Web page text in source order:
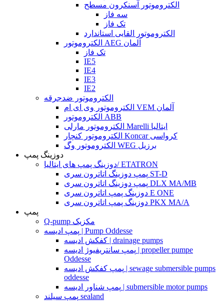
الکتروموتور آسنکرون مسطح
سه فاز
تک فاز
الکتروموتور القایی استاندارد
الکتروموتور AEG آلمان
تک فاز
IE5
IE4
IE3
IE2
الکتروموتور ضدجرقه
الکتروموتور وی ای ام VEM آلمان
الکتروموتور ABB
الکتروموتور مارلی Marelli ایتالیا
الکتروموتور کنچار Koncar کرواسی
الکتروموتور وگ WEG برزیل
دوزینگ پمپ
دوزینگ پمپ های ایتالیا/ ETATRON
پمپ دوزینگ اتاترون سری ST-D
پمپ دوزینگ اتاترون سری DLX MA/MB
دوزینگ پمپ اتاترون سری E ONE
دوزینگ پمپ اتاترون سری PKX MA/A
پمپ
Q-pump مکزیک
پمپ ادیسه | Pump Oddesse
کفکش ادیسه | drainage pumps
پمپ سانتریفیوژ ادیسه | propeller pumpe
Oddesse
پمپ کفکش ادیسه | sewage submersible pumps
oddesse
پمپ شناور ادیسه | submersible motor pumps
پمپ سیلند sealand